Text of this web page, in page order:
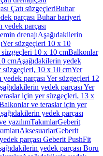
Çatı süzgeçleriBuhar
parçası Buhar bariyeri
yedek parçası
drenajıAşağıdakilerin
Yer süzgeçleri 10 x 10
süzgeçleri 10 x 10 cmBalkonlar
cmAşağıdakilerin yedek
süzgeçleri, 10 x 10 cmYer
yedek parçası Yer süzgeçleri 12
yedek parçası Yer
için yer süzgeçleri, 13 x
ve teraslar için yer
yedek parçası
yazılımTakımlarGeberit
AksesuarlarGeberit
parçası Geberit PushFit
yedek parçası Boru